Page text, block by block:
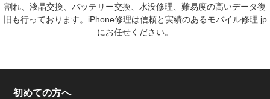
割れ、液晶交換、バッテリー交換、水没修理、難易度の高いデータ復
旧も行っております。iPhone修理は信頼と実績のあるモバイル修理.jp
にお任せください。
初めての方へ